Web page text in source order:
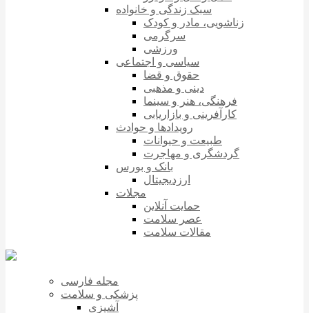
سبک زندگی و خانواده
زناشویی، مادر و کودک
سرگرمی
ورزشی
سیاسی و اجتماعی
حقوق و قضا
دینی و مذهبی
فرهنگی، هنر و سینما
کارآفرینی و بازاریابی
رویدادها و حوادث
طبیعت و حیوانات
گردشگری و مهاجرت
بانک و بورس
ارزدیجیتال
مجلات
حمایت آنلاین
عصر سلامت
مقالات سلامت
مجله فارسی
پزشکی و سلامت
آشپزی